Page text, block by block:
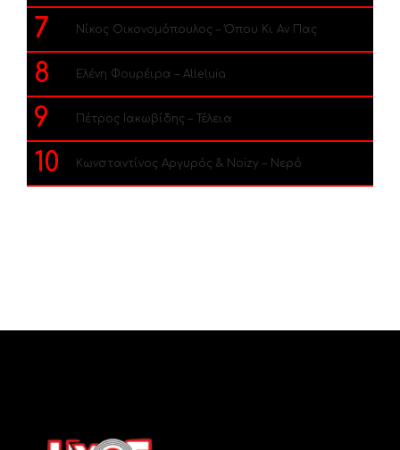
7 Νίκος Οικονομόπουλος – Όπου Κι Αν Πας
8 Ελένη Φουρέιρα – Alleluia
9 Πέτρος Ιακωβίδης – Τέλεια
10 Κωνσταντίνος Αργυρός & Noizy – Νερό